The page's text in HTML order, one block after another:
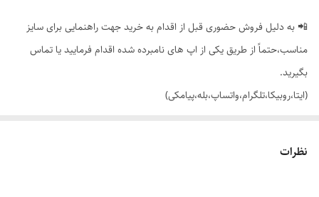
📲 به دلیل فروش حضوری قبل از اقدام به خرید جهت راهنمایی برای سایز
مناسب،حتماً از طریق یکی از اپ های نامبرده شده اقدام فرمایید یا تماس
بگیرید.
(ایتا،روبیکا،تلگرام،واتساپ،بله،پیامکی)
راحت و شیک
نظرات